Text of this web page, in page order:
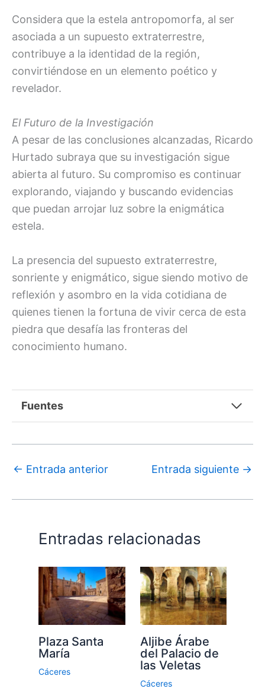
Considera que la estela antropomorfa, al ser
asociada a un supuesto extraterrestre,
contribuye a la identidad de la región,
convirtiéndose en un elemento poético y
revelador.
El Futuro de la Investigación
A pesar de las conclusiones alcanzadas, Ricardo
Hurtado subraya que su investigación sigue
abierta al futuro. Su compromiso es continuar
explorando, viajando y buscando evidencias
que puedan arrojar luz sobre la enigmática
estela.
La presencia del supuesto extraterrestre,
sonriente y enigmático, sigue siendo motivo de
reflexión y asombro en la vida cotidiana de
quienes tienen la fortuna de vivir cerca de esta
piedra que desafía las fronteras del
conocimiento humano.
Fuentes
← Entrada anterior Entrada siguiente →
Entradas relacionadas
Plaza Santa
María
Cáceres
Aljibe Árabe
del Palacio de
las Veletas
Cáceres